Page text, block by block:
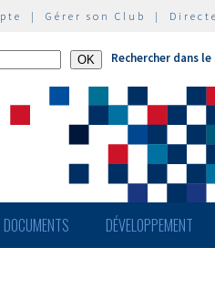
| Gérer son Club |
Rechercher dans
DOCUMENTS DÉVELOPPEMENT